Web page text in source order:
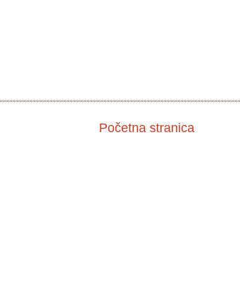
Početna stranica